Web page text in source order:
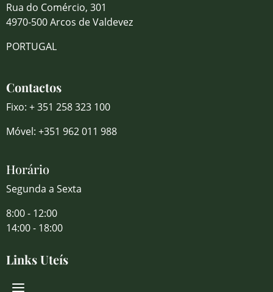
Rua do Comércio, 301
4970-500 Arcos de Valdevez
PORTUGAL
Contactos
Fixo: + 351 258 323 100
Móvel: +351 962 011 988
Horário
Segunda a Sexta
8:00 - 12:00
14:00 - 18:00
Links Uteís